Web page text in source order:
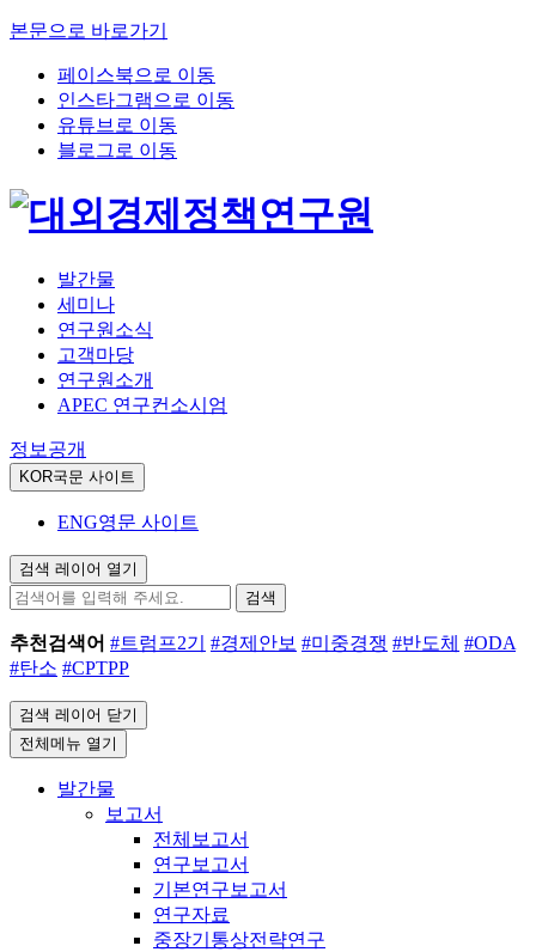
본문으로 바로가기
페이스북으로 이동
인스타그램으로 이동
유튜브로 이동
블로그로 이동
발간물
세미나
연구원소식
고객마당
연구원소개
APEC 연구컨소시엄
정보공개
KOR국문 사이트
ENG영문 사이트
검색 레이어 열기
검색
추천검색어 #트럼프2기 #경제안보 #미중경쟁 #반도체 #ODA
#탄소 #CPTPP
검색 레이어 닫기
전체메뉴 열기
발간물
보고서
전체보고서
연구보고서
기본연구보고서
연구자료
중장기통상전략연구